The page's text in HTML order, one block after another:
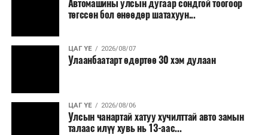
Автомашины улсын дугаар сондгой тоогоор
төгссөн бол өнөөдөр шатахуун...
ЦАГ ҮЕ 2026/08/07
Улаанбаатарт өдөртөө 30 хэм дулаан
ЦАГ ҮЕ 2026/08/06
Улсын чанартай хатуу хучилттай авто замын
талаас илүү хувь нь 13-аас...